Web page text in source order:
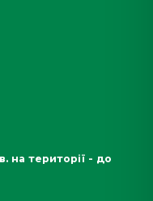
на території - до